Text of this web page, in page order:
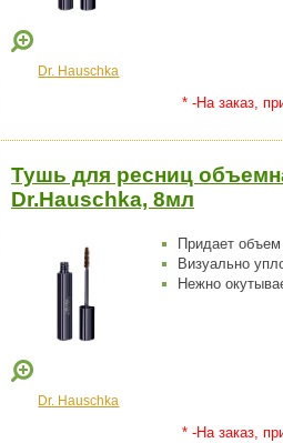
Dr. Hauschka
* -На заказ,
Тушь для ресниц
Dr.Hauschka, 8мл
Придает
Визуально
Нежно
Dr. Hauschka
* -На заказ,